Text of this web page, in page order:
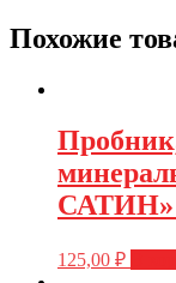
Похожие
САТИН»
125,00 ₽